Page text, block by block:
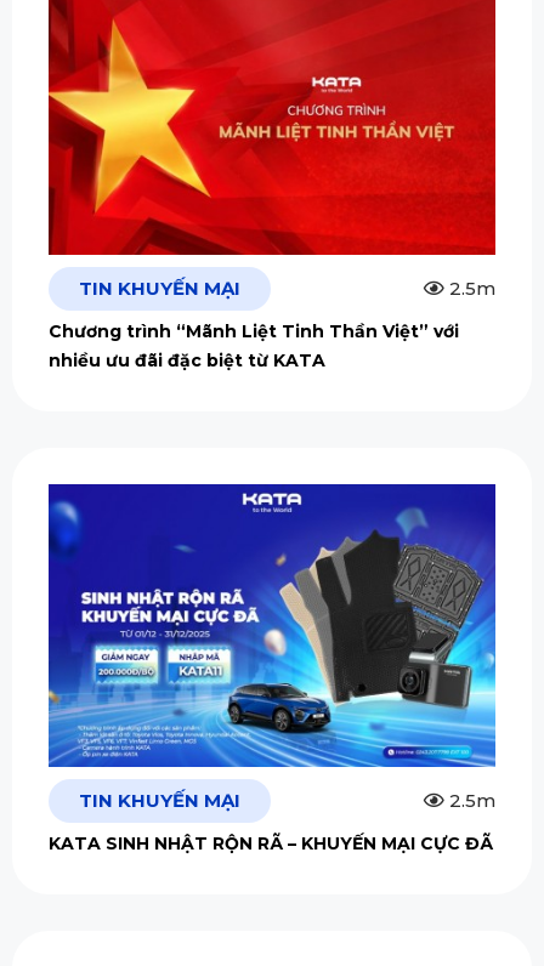
TIN KHUYẾN MẠI 2.5m
Chương trình “Mãnh Liệt Tinh Thần Việt” với
nhiều ưu đãi đặc biệt từ KATA
TIN KHUYẾN MẠI 2.5m
KATA SINH NHẬT RỘN RÃ – KHUYẾN MẠI CỰC ĐÃ